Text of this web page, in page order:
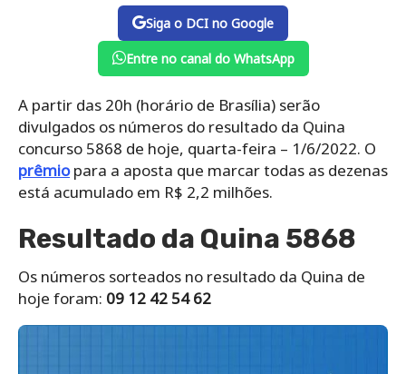
Siga o DCI no Google
Entre no canal do WhatsApp
A partir das 20h (horário de Brasília) serão
divulgados os números do resultado da Quina
concurso 5868 de hoje, quarta-feira – 1/6/2022. O
prêmiopara a aposta que marcar todas as dezenas
está acumulado em R$ 2,2 milhões.
Resultado da Quina 5868
Os números sorteados no resultado da Quina de
hoje foram: 09 12 42 54 62